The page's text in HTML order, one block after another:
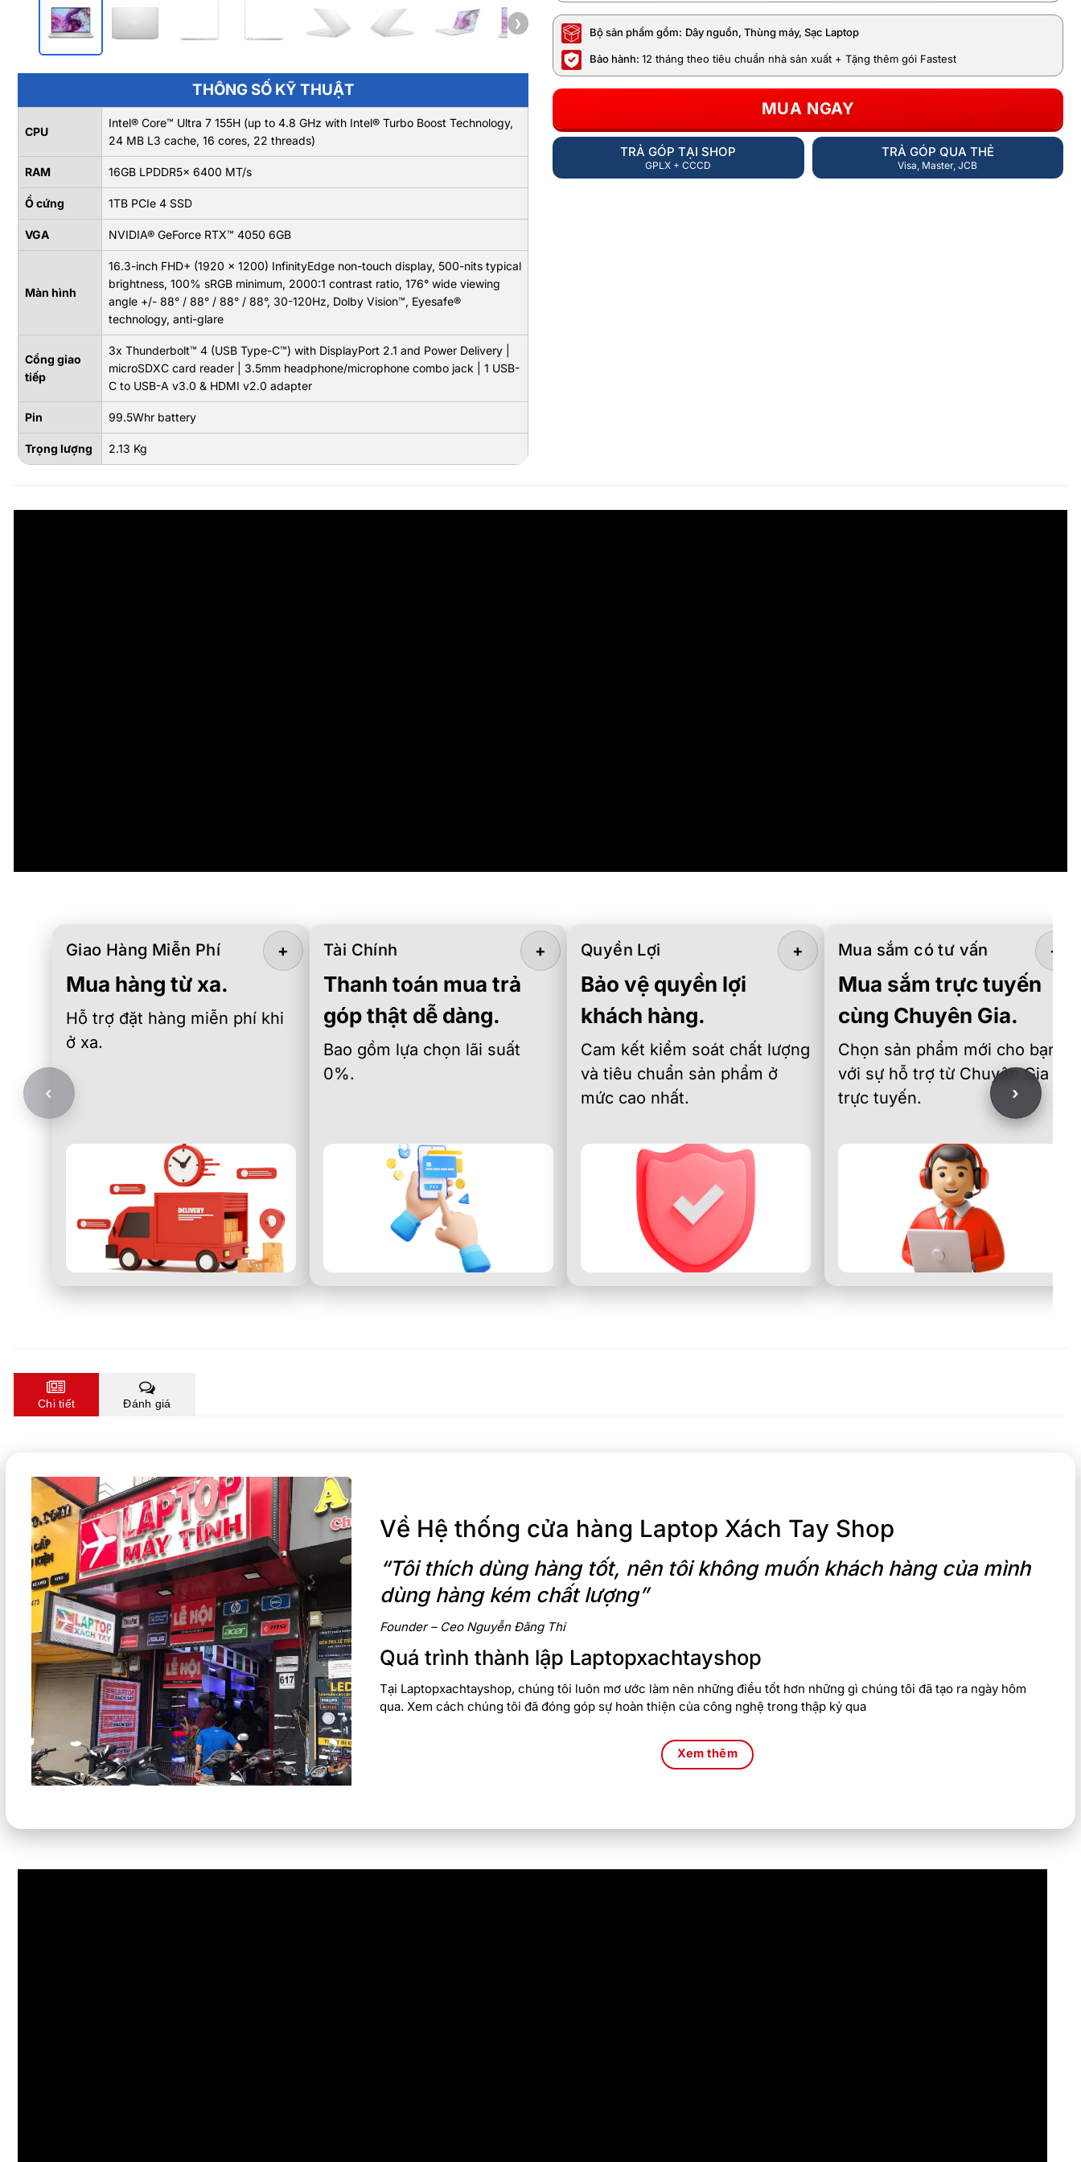
❯
THÔNG SỐ KỸ THUẬT
CPU
Intel® Core™ Ultra 7 155H (up to 4.8 GHz with Intel® Turbo Boost Technology,
24 MB L3 cache, 16 cores, 22 threads)
RAM 16GB LPDDR5x 6400 MT/s
Ổ cứng 1TB PCIe 4 SSD
VGA NVIDIA® GeForce RTX™ 4050 6GB
Màn hình
16.3-inch FHD+ (1920 x 1200) InfinityEdge non-touch display, 500-nits typical
brightness, 100% sRGB minimum, 2000:1 contrast ratio, 176° wide viewing
angle +/- 88° / 88° / 88° / 88°, 30-120Hz, Dolby Vision™, Eyesafe®
technology, anti-glare
Cổng giao
tiếp
3x Thunderbolt™ 4 (USB Type-C™) with DisplayPort 2.1 and Power Delivery |
microSDXC card reader | 3.5mm headphone/microphone combo jack | 1 USB-
C to USB-A v3.0 & HDMI v2.0 adapter
Pin 99.5Whr battery
Trọng lượng 2.13 Kg
Bộ sản phẩm gồm: Dây nguồn, Thùng máy, Sạc Laptop
Bảo hành: 12 tháng theo tiêu chuẩn nhà sản xuất + Tặng thêm gói Fastest
MUA NGAY
TRẢ GÓP TẠI SHOP
GPLX + CCCD
TRẢ GÓP QUA THẺ
Visa, Master, JCB
‹
Giao Hàng Miễn Phí
Mua hàng từ xa.
Hỗ trợ đặt hàng miễn phí khi
ở xa.
+ Tài Chính
Thanh toán mua trả
góp thật dễ dàng.
Bao gồm lựa chọn lãi suất
0%.
+ Quyền Lợi
Bảo vệ quyền lợi
khách hàng.
Cam kết kiểm soát chất lượng
và tiêu chuẩn sản phẩm ở
mức cao nhất.
+ Mua sắm có tư vấn
Mua sắm trực tuyến
cùng Chuyên Gia.
Chọn sản phẩm mới cho bạn
với sự hỗ trợ từ Chuyên Gia
trực tuyến.
+
›
Chi tiết Đánh giá
Về Hệ thống cửa hàng Laptop Xách Tay Shop
“Tôi thích dùng hàng tốt, nên tôi không muốn khách hàng của mình
dùng hàng kém chất lượng”
Founder – Ceo Nguyễn Đăng Thi
Quá trình thành lập Laptopxachtayshop
Tại Laptopxachtayshop, chúng tôi luôn mơ ước làm nên những điều tốt hơn những gì chúng tôi đã tạo ra ngày hôm
qua. Xem cách chúng tôi đã đóng góp sự hoàn thiện của công nghệ trong thập kỷ qua
Xem thêm